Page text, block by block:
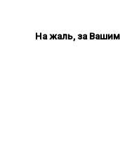
На жаль, за Вашим